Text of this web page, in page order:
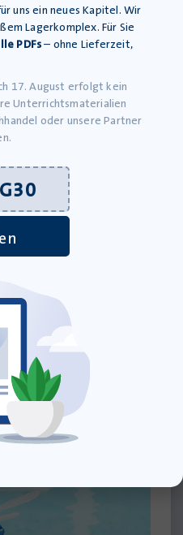
Zusammenfassung
uns ein neues Kapitel. Wir
Lagerkomplex. Für Sie
PDFs– ohne Lieferzeit,
17. August erfolgt kein
Unterrichtsmaterialien
oder unsere Partner